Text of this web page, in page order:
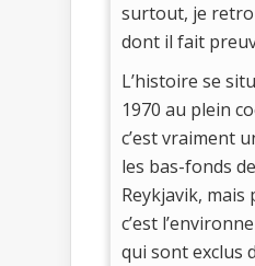
surtout, je
dont il fait
L’histoire se
1970 au plein
c’est vraiment
les bas-fonds
Reykjavik, mais
c’est
qui sont exclus